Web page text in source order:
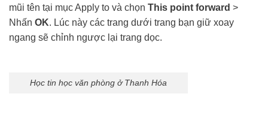
mũi tên tại mục Apply to và chọn This point forward >
Nhấn OK. Lúc này các trang dưới trang bạn giữ xoay
ngang sẽ chỉnh ngược lại trang dọc.
Học tin học văn phòng ở Thanh Hóa